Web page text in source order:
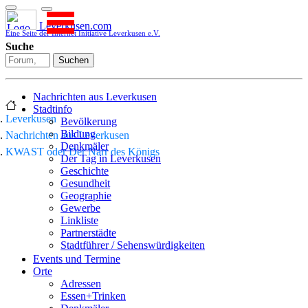
Leverkusen.com
Eine Seite der Internet Initiative Leverkusen e.V.
Suche
Suchen
Nachrichten aus Leverkusen
Stadtinfo
Bevölkerung
Bildung
Denkmäler
Der Tag in Leverkusen
Geschichte
Gesundheit
Geographie
Gewerbe
Linkliste
Partnerstädte
Stadtführer / Sehenswürdigkeiten
Stadtplan
Sport
Who is who
Events und Termine
Orte
Adressen
Essen+Trinken
Leverkusen
Nachrichten aus Leverkusen
KWAST oder Der Narr des Königs